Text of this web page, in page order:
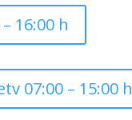
16:00 h
07:00 – 15:00 h